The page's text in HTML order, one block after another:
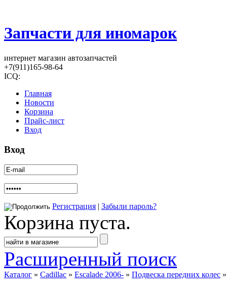
Запчасти для иномарок
интернет магазин автозапчастей
+7(911)165-98-64
ICQ:
Главная
Новости
Корзина
Прайс-лист
Вход
Вход
Регистрация | Забыли пароль?
Корзина пуста.
Расширенный поиск
Каталог » Cadillac » Escalade 2006- » Подвеска передних колес